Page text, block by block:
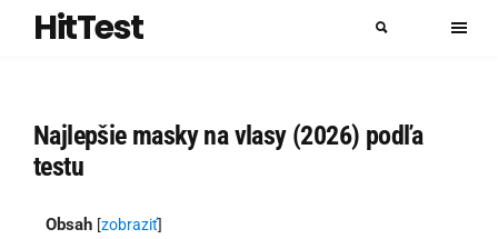
HitTest
Najlepšie masky na vlasy (2026) podľa
testu
Obsah [zobraziť]